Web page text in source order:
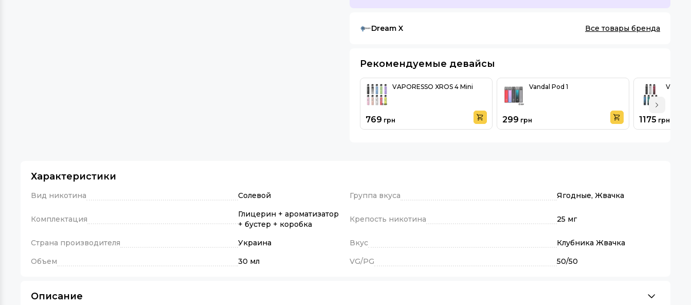
Dream X Все товары бренда
Рекомендуемые девайсы
VAPORESSO XROS 4 Mini
769 грн
Vandal Pod 1
299 грн 1175 грн
Характеристики
Вид никотина Солевой Группа вкуса Ягодные, Жвачка
Комплектация
Глицерин + ароматизатор
+ бустер + коробка
Крепость никотина 25 мг
Страна производителя Украина Вкус
Клубника Жвачка
Объем
30 мл VG/PG 50/50
Описание